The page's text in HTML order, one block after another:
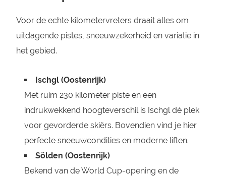
Voor de echte kilometervreters draait alles om
uitdagende pistes, sneeuwzekerheid en variatie in
het gebied.
Ischgl (Oostenrijk)
Met ruim 230 kilometer piste en een
indrukwekkend hoogteverschil is Ischgl dé plek
voor gevorderde skiërs. Bovendien vind je hier
perfecte sneeuwcondities en moderne liften.
Sölden (Oostenrijk)
Bekend van de World Cup-opening en de